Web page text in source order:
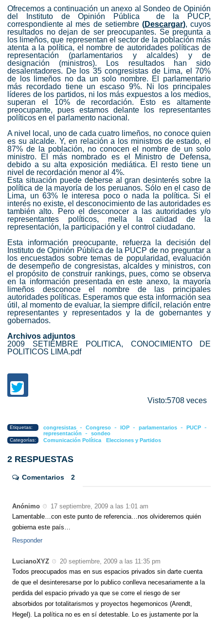
Ofrecemos a continuación un anexo al Sondeo de Opinión
del Instituto de Opinión Pública de la PUCP,
correspondiente al mes de setiembre (Descargar), cuyos
resultados no dejan de ser preocupantes. Se pregunta a
los limeños, que representan el sector de la población más
atenta a la política, el nombre de autoridades políticas de
representación (parlamentarios y alcaldes) y de
designación (ministros). Los resultados han sido
desalentadores. De los 35 congresistas de Lima, el 70%
de los limeños no da un solo nombre. El parlamentario
más recordado tiene un escaso 9%. Ni los principales
líderes de los partidos, ni los más expuestos a los medios,
superan el 10% de recordación. Esto es altamente
preocupante, pues estamos delante los representantes
políticos en el parlamento nacional.
A nivel local, uno de cada cuatro limeños, no conoce quien
es su alcalde.Y, en relación a los ministros de estado, el
87% de la población, no conocen el nombre de un solo
ministro. El más nombrado es el Ministro de Defensa,
debido a su alta exposición mediática. El resto tiene un
nivel de recordación menor al 4%.
Esta situación puede deberse al gran desinterés sobre la
política de la mayoría de los peruanos. Sólo en el caso de
Lima, un 63% le interesa poco o nada la política. Si el
interés no existe, el desconocimiento de las autoridades es
también alto. Pero el desconocer a las autoridades y/o
representantes políticos, mella la calidad de la
representación, la participación y el control ciudadano.
Esta información preocupante, refuerza la decisión del
Instituto de Opinión Pública de la PUCP de no preguntar a
los encuestados sobre temas de popularidad, evaluación
de desempeño de congresistas, alcaldes y ministros, con
el propósito de construir rankings, pues, como se observa
en la información presentada en este anexo, la mayoría
limeños desconoce el nombre de las principales
autoridades políticas. Esperamos que esta información sea
útil, al momento de evaluar, la siempre difícil, relación entre
representantes y representados y la de gobernantes y
gobernados.
Archivos adjuntos
2009 SETIEMBRE POLITICA, CONOCIMIENTO DE
POLITICOS LIMA.pdf
Visto:5708 veces
Etiquetas: congresistas - Congreso - IOP - parlamentarios - PUCP -
representación - sondeo
Categorías: Comunicación Política Elecciones y Partidos
2 RESPUESTAS
Comentarios 2
Anónimo
17 septiembre, 2009 a las 1:01 am
Lamentable…con este punto de referencia…nos olvideremos quién
gobierna este país…
Responder
LucianoXYZ
20 septiembre, 2009 a las 11:35 pm
Todos preocupados mas en sus espacios privados sin darte cuenta
de que el desinteresarse por lo publico conlleva necesariamente a la
perdida del espacio privado ya que se corre el riesgo de ser
absorbidos por totalitarismos y proyectos hegemonicos (Arendt,
Hegel). La política no es en sí detestable. Lo es justamente por la